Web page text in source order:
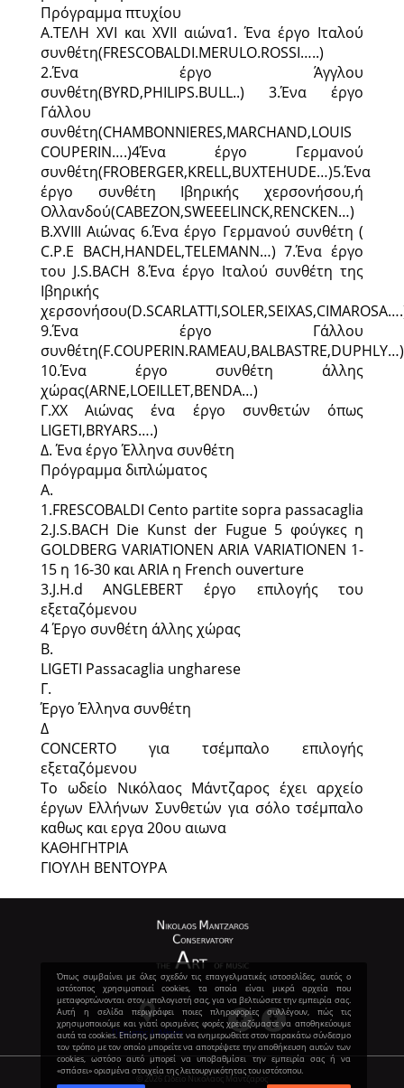
Πρόγραμμα πτυχίου
A.ΤΕΛΗ ΧVI και XVII αιώνα1. Ένα έργο Ιταλού
συνθέτη(FRESCOBALDI.MERULO.ROSSI…..)
2.Ένα έργο Άγγλου
συνθέτη(BYRD,PHILIPS.BULL..) 3.Ένα έργο
Γάλλου
συνθέτη(CHAMBONNIERES,MARCHAND,LOUIS
COUPERIN….)4Ένα έργο Γερμανού
συνθέτη(FROBERGER,KRELL,BUXTEHUDE…)5.Ένα
έργο συνθέτη Ιβηρικής χερσονήσου,ή
Ολλανδού(CABEZON,SWEEELINCK,RENCKEN…)
Β.XVIII Αιώνας 6.Ένα έργο Γερμανού συνθέτη (
C.P.E BACH,HANDEL,TELEMANN…) 7.Ένα έργο
του J.S.BACH 8.Ένα έργο Ιταλού συνθέτη της
Ιβηρικής
9.Ένα έργο Γάλλου
συνθέτη(F.COUPERIN.RAMEAU,BALBASTRE,DUPHLY…)
10.Ένα έργο συνθέτη άλλης
χώρας(ARNE,LOEILLET,BENDA…)
Γ.XX Αιώνας ένα έργο συνθετών όπως
LIGETI,BRYARS….)
Δ. Ένα έργο Έλληνα συνθέτη
Πρόγραμμα διπλώματος
Α.
1.FRESCOBALDI Cento partite sopra passacaglia
2.J.S.BACH Die Kunst der Fugue 5 φούγκες η
GOLDBERG VARIATIONEN ARIA VARIATIONEN 1-
15 η 16-30 και ΑRIA η French ouverture
3.J.H.d ANGLEBERT έργο επιλογής του
εξεταζόμενου
4 Έργο συνθέτη άλλης χώρας
Β.
LIGETI Passacaglia ungharese
Γ.
Έργο Έλληνα συνθέτη
Δ
CONCERTO για τσέμπαλο επιλογής
εξεταζόμενου
Το ωδείο Νικόλαος Μάντζαρος έχει αρχείο
έργων Ελλήνων Συνθετών για σόλο τσέμπαλο
καθως και εργα 20ου αιωνα
ΚΑΘΗΓΗΤΡΙΑ
ΓΙΟΥΛΗ ΒΕΝΤΟΥΡΑ
Πρεμετής 4, Αθήνα
© 2026 Ωδείο Νικόλαος Μάντζαρος
Όπως συμβαίνει με όλες σχεδόν τις επαγγελματικές ιστοσελίδες, αυτός ο
ιστότοπος χρησιμοποιεί cookies, τα οποία είναι μικρά αρχεία που
μεταφορτώνονται στον υπολογιστή σας, για να βελτιώσετε την εμπειρία σας.
Αυτή η σελίδα περιγράφει ποιες πληροφορίες συλλέγουν, πώς τις
χρησιμοποιούμε και γιατί ορισμένες φορές χρειαζόμαστε να αποθηκεύουμε
αυτά τα cookies. Επίσης, μπορείτε να ενημερωθείτε στον παρακάτω σύνδεσμο
τον τρόπο με τον οποίο μπορείτε να αποτρέψετε την αποθήκευση αυτών των
cookies, ωστόσο αυτό μπορεί να υποβαθμίσει την εμπειρία σας ή να
«σπάσει» ορισμένα στοιχεία της λειτουργικότητας του ιστότοπου.